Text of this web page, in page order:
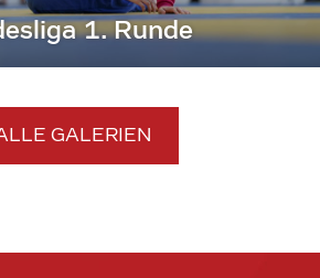
1. Runde
GALERIEN